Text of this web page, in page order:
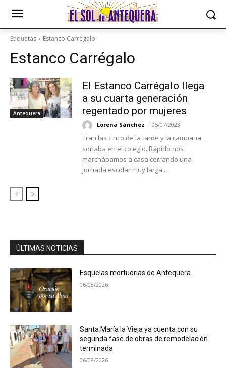
Etiquetas Estanco Carrégalo
Estanco Carrégalo
Antequera
El Estanco Carrégalo llega
a su cuarta generación
regentado por mujeres
Lorena Sánchez - 05/07/2023
Eran las cinco de la tarde y la campana
sonaba en el colegio. Rápido nos
marchábamos a casa cerrando una
jornada escolar muy larga...
ÚLTIMAS NOTICIAS
Esquelas mortuorias de Antequera
06/08/2026
Santa María la Vieja ya cuenta con su
segunda fase de obras de remodelación
terminada
06/08/2026